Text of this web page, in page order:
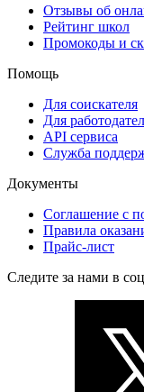
Отзывы об
Рейтинг школ
Промокоды и
Помощь
Для соискателя
Для
API сервиса
Служба
Документы
Соглашение с
Правила
Прайс-лист
Следите за нами в